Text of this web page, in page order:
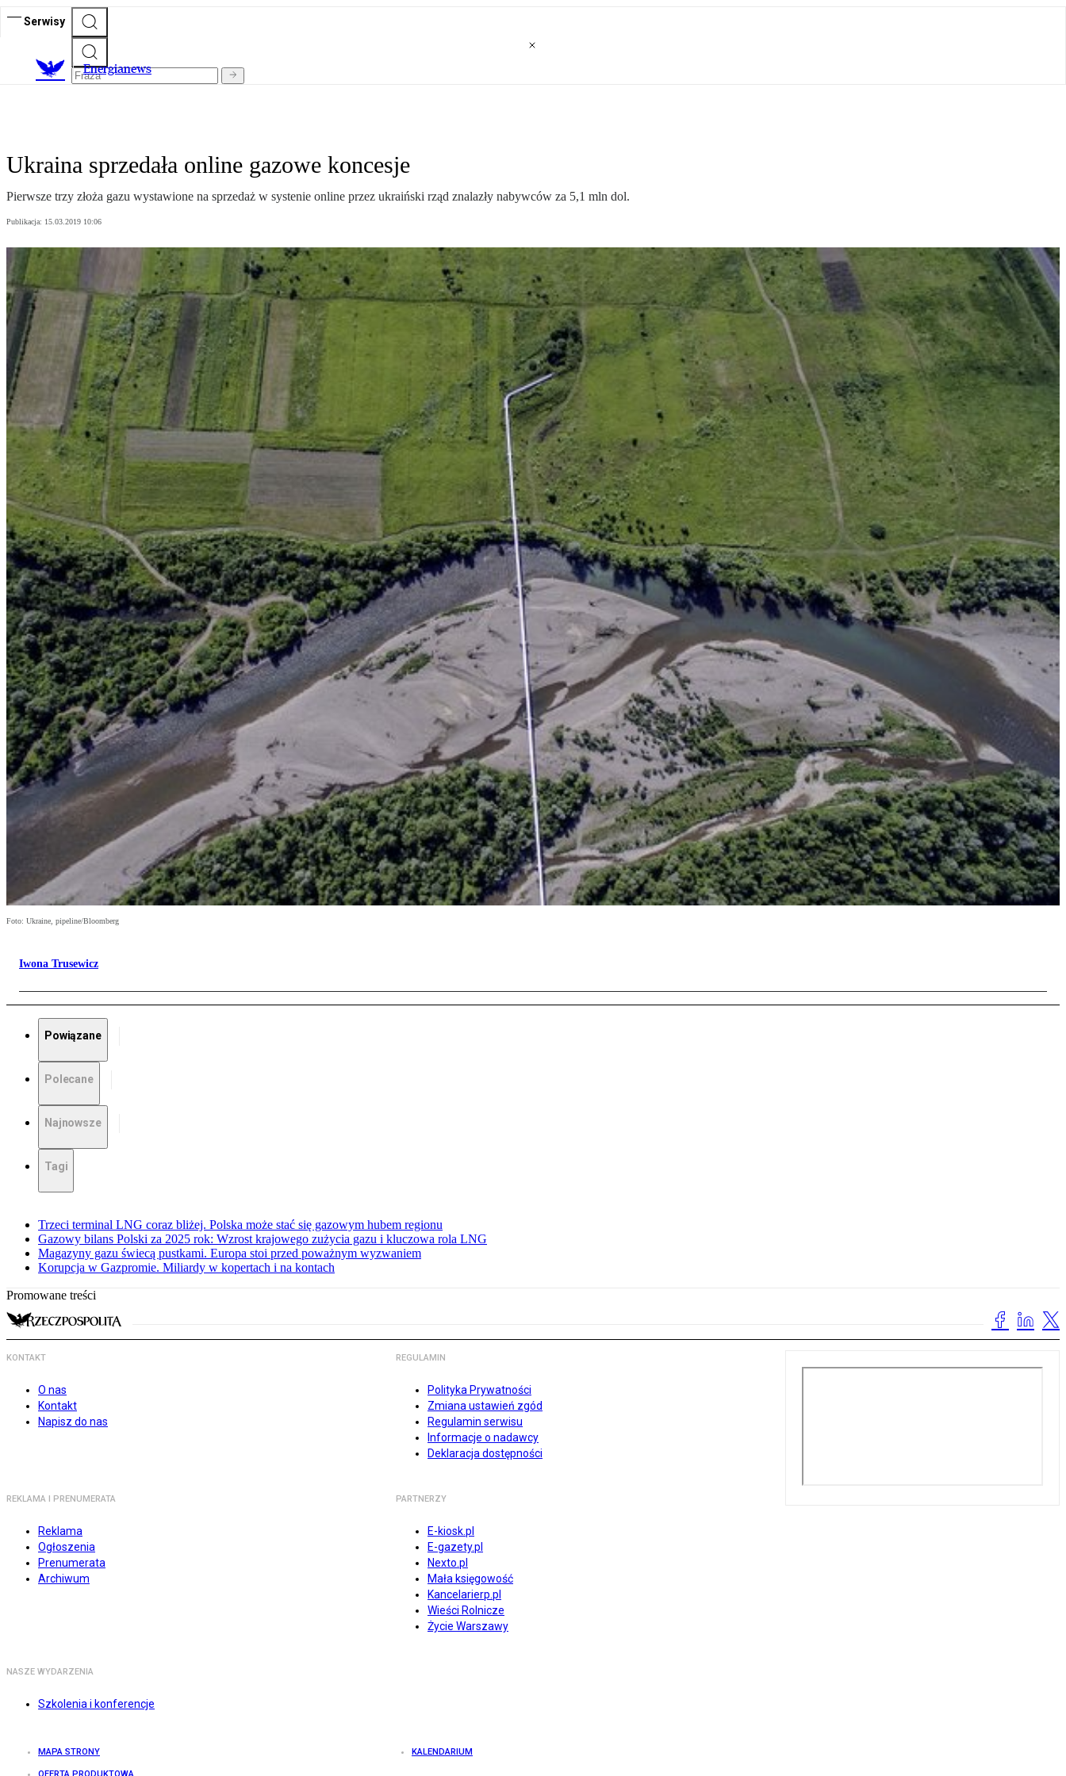
Serwisy
Energianews
Ukraina sprzedała online gazowe koncesje
Pierwsze trzy złoża gazu wystawione na sprzedaż w systenie online przez ukraiński rząd znalazły nabywców za 5,1 mln dol.
Publikacja: 15.03.2019 10:06
Foto: Ukraine, pipeline/Bloomberg
Iwona Trusewicz
Powiązane
Polecane
Najnowsze
Tagi
Trzeci terminal LNG coraz bliżej. Polska może stać się gazowym hubem regionu
Gazowy bilans Polski za 2025 rok: Wzrost krajowego zużycia gazu i kluczowa rola LNG
Magazyny gazu świecą pustkami. Europa stoi przed poważnym wyzwaniem
Korupcja w Gazpromie. Miliardy w kopertach i na kontach
Promowane treści
KONTAKT
O nas
Kontakt
Napisz do nas
REGULAMIN
Polityka Prywatności
Zmiana ustawień zgód
Regulamin serwisu
Informacje o nadawcy
Deklaracja dostępności
REKLAMA I PRENUMERATA
Reklama
Ogłoszenia
Prenumerata
Archiwum
PARTNERZY
E-kiosk.pl
E-gazety.pl
Nexto.pl
Mała księgowość
Kancelarierp.pl
Wieści Rolnicze
Życie Warszawy
NASZE WYDARZENIA
Szkolenia i konferencje
MAPA STRONY KALENDARIUM